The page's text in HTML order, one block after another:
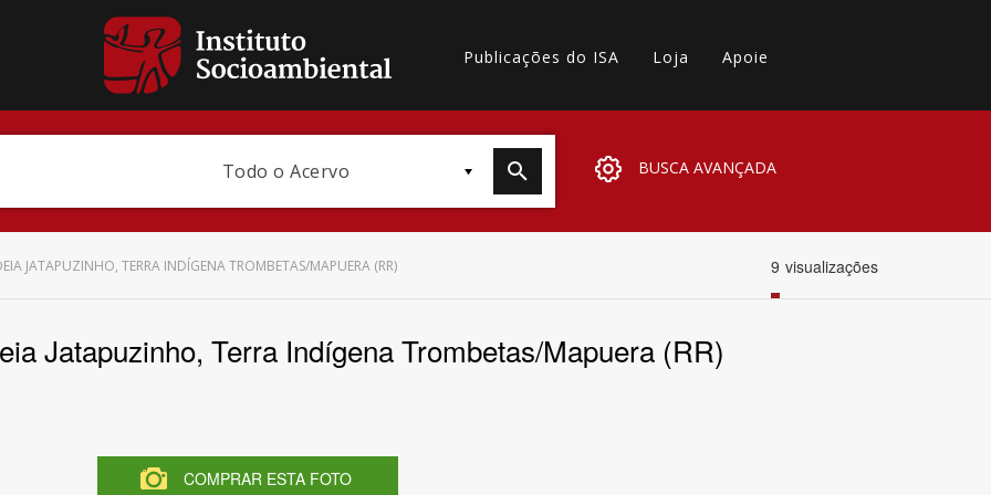
Publicações do ISA Loja Apoie
Todo o Acervo BUSCA AVANÇADA
Bioma / Bacia
Subtema
JATAPUZINHO, TERRA INDÍGENA TROMBETAS/MAPUERA (RR) 9 visualizações
Jatapuzinho, Terra Indígena Trombetas/Mapuera (RR)
COMPRAR ESTA FOTO